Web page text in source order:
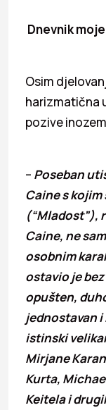
Dnevnik
Osim
harizmatična
pozive
– Poseban
Caine s kojim
(“Mladost”),
Caine, ne
osobnim
ostavio je
opušten,
jednostavan i
istinski
Mirjane
Kurta,
Keitela i